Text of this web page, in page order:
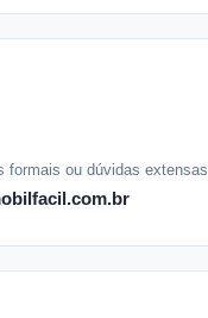
formais ou dúvidas extensas.